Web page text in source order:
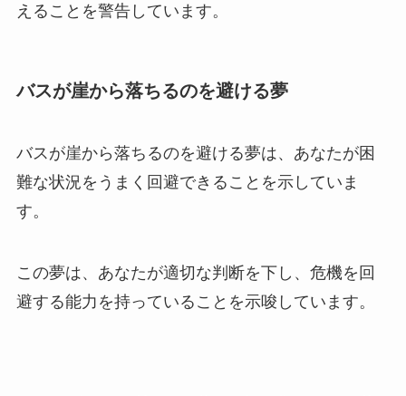
えることを警告しています。
バスが崖から落ちるのを避ける夢
バスが崖から落ちるのを避ける夢は、あなたが困
難な状況をうまく回避できることを示していま
す。
この夢は、あなたが適切な判断を下し、危機を回
避する能力を持っていることを示唆しています。